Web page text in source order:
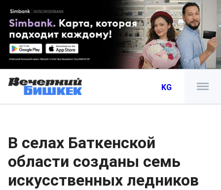
KG
В селах Баткенской
области созданы семь
искусственных ледников